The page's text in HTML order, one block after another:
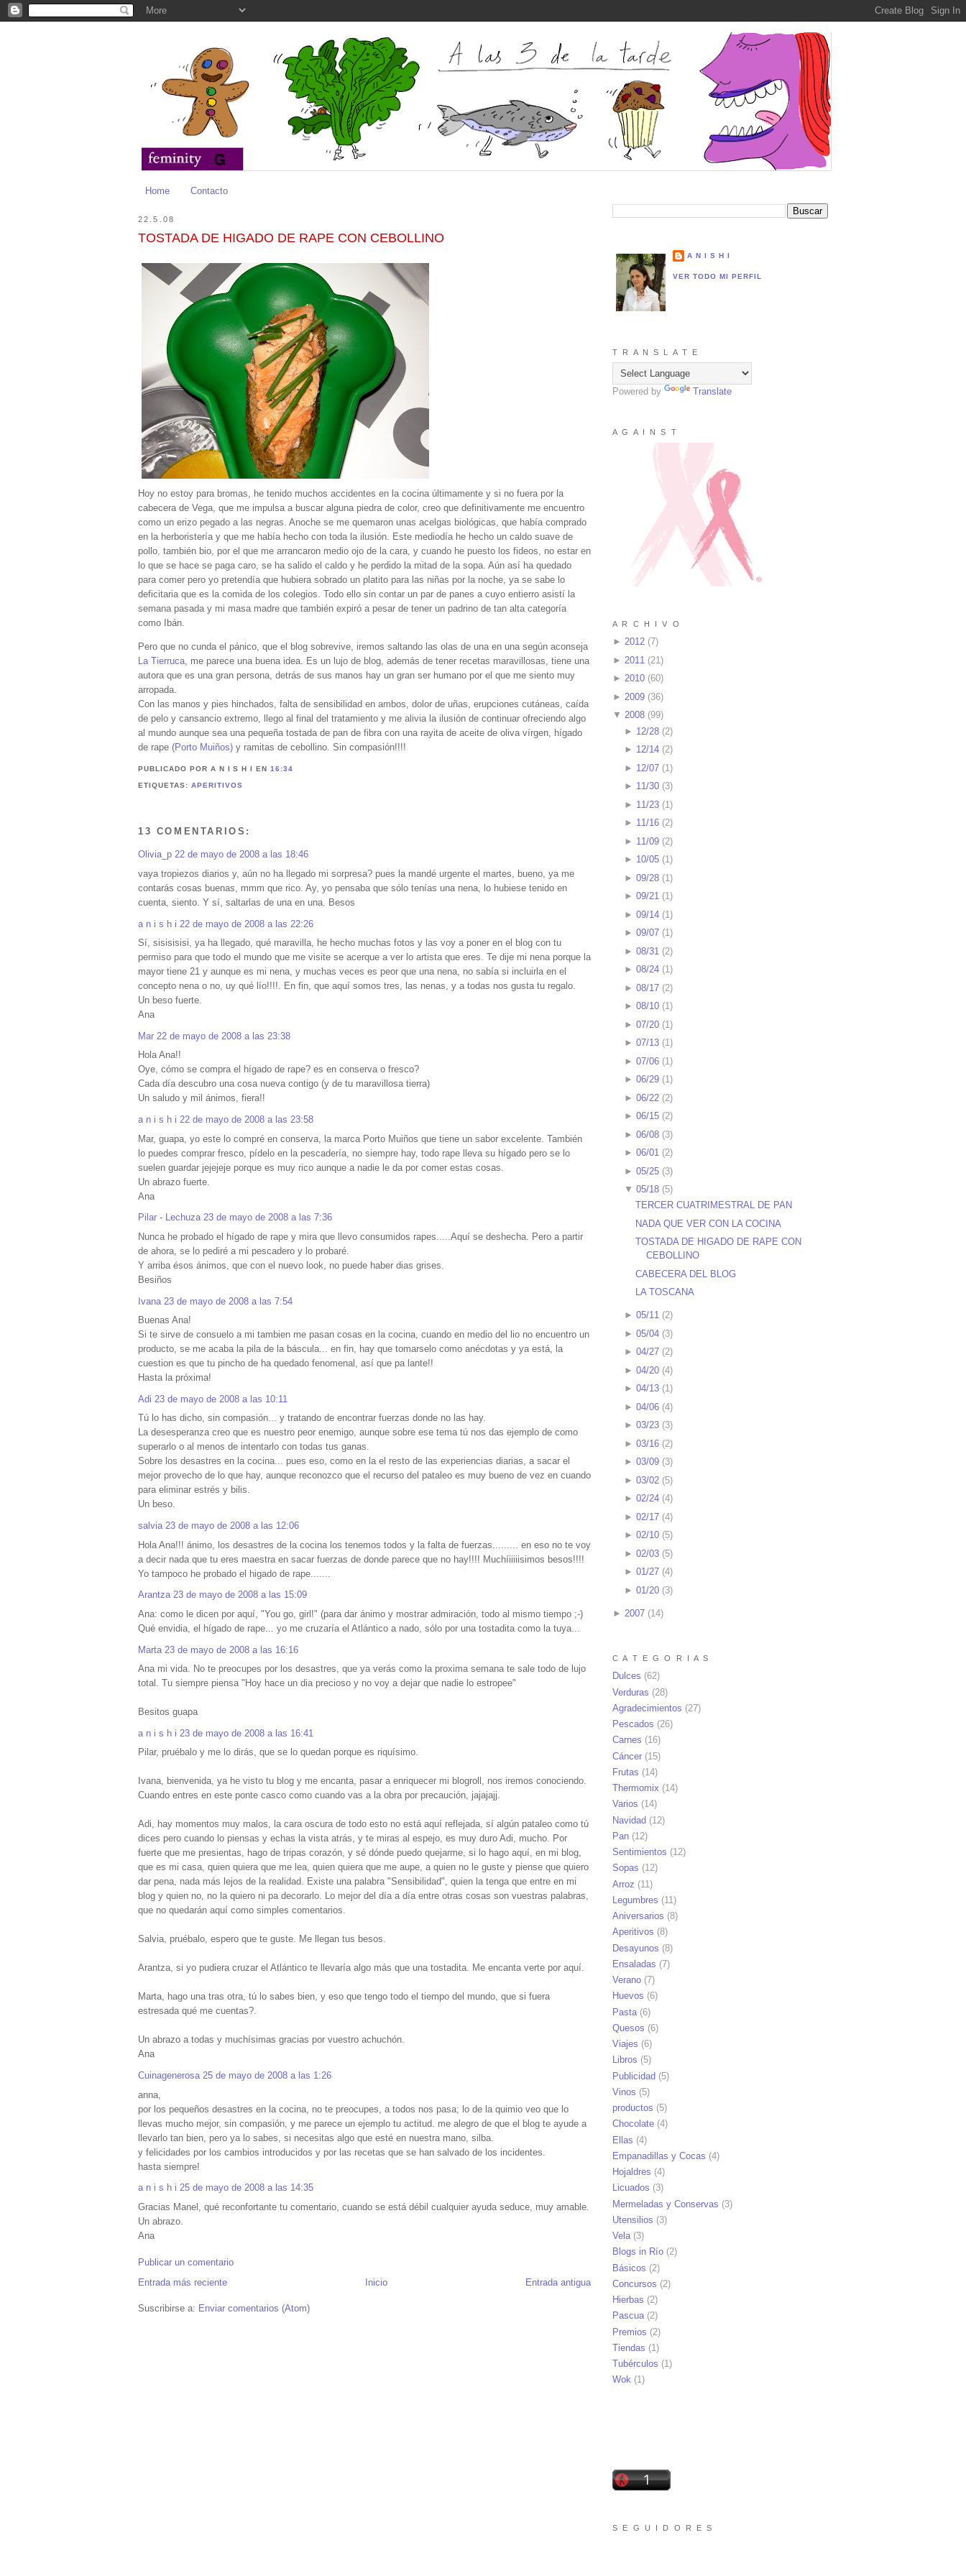
Home Contacto
22.5.08
TOSTADA DE HIGADO DE RAPE CON CEBOLLINO
Hoy no estoy para bromas, he tenido muchos accidentes en la cocina últimamente y si no fuera por la
cabecera de Vega, que me impulsa a buscar alguna piedra de color, creo que definitivamente me encuentro
como un erizo pegado a las negras. Anoche se me quemaron unas acelgas biológicas, que había comprado
en la herboristería y que me había hecho con toda la ilusión. Este mediodía he hecho un caldo suave de
pollo, también bio, por el que me arrancaron medio ojo de la cara, y cuando he puesto los fideos, no estar en
lo que se hace se paga caro, se ha salido el caldo y he perdido la mitad de la sopa. Aún así ha quedado
para comer pero yo pretendía que hubiera sobrado un platito para las niñas por la noche, ya se sabe lo
deficitaria que es la comida de los colegios. Todo ello sin contar un par de panes a cuyo entierro asistí la
semana pasada y mi masa madre que también expiró a pesar de tener un padrino de tan alta categoría
como Ibán.
Pero que no cunda el pánico, que el blog sobrevive, iremos saltando las olas de una en una según aconseja
La Tierruca , me parece una buena idea. Es un lujo de blog, además de tener recetas maravillosas, tiene una
autora que es una gran persona, detrás de sus manos hay un gran ser humano por el que me siento muy
arropada.
Con las manos y pies hinchados, falta de sensibilidad en ambos, dolor de uñas, erupciones cutáneas, caída
de pelo y cansancio extremo, llego al final del tratamiento y me alivia la ilusión de continuar ofreciendo algo
al mundo aunque sea una pequeña tostada de pan de fibra con una rayita de aceite de oliva vírgen, hígado
de rape (Porto Muiños) y ramitas de cebollino. Sin compasión!!!!
PUBLICADO POR A N I S H IEN16:34
ETIQUETAS: APERITIVOS
13 COMENTARIOS:
Olivia_p 22 de mayo de 2008 a las 18:46
vaya tropiezos diarios y, aún no ha llegado mi sorpresa? pues la mandé urgente el martes, bueno, ya me
contarás cosas buenas, mmm que rico. Ay, yo pensaba que sólo tenías una nena, lo hubiese tenido en
cuenta, siento. Y sí, saltarlas de una en una. Besos
a n i s h i 22 de mayo de 2008 a las 22:26
Sí, sisisisisi, ya ha llegado, qué maravilla, he hecho muchas fotos y las voy a poner en el blog con tu
permiso para que todo el mundo que me visite se acerque a ver lo artista que eres. Te dije mi nena porque la
mayor tiene 21 y aunque es mi nena, y muchas veces es peor que una nena, no sabía si incluirla en el
concepto nena o no, uy qué lío!!!!. En fin, que aquí somos tres, las nenas, y a todas nos gusta tu regalo.
Un beso fuerte.
Ana
Mar 22 de mayo de 2008 a las 23:38
Hola Ana!!
Oye, cómo se compra el hígado de rape? es en conserva o fresco?
Cada día descubro una cosa nueva contigo (y de tu maravillosa tierra)
Un saludo y mil ánimos, fiera!!
a n i s h i 22 de mayo de 2008 a las 23:58
Mar, guapa, yo este lo compré en conserva, la marca Porto Muiños que tiene un sabor excelente. También
lo puedes comprar fresco, pídelo en la pescadería, no siempre hay, todo rape lleva su hígado pero se lo
suelen guardar jejejeje porque es muy rico aunque a nadie le da por comer estas cosas.
Un abrazo fuerte.
Ana
Pilar - Lechuza 23 de mayo de 2008 a las 7:36
Nunca he probado el hígado de rape y mira que llevo consumidos rapes.....Aquí se deshecha. Pero a partir
de ahora, se lo pediré a mi pescadero y lo probaré.
Y arriba ésos ánimos, que con el nuevo look, no puede haber dias grises.
Besiños
Ivana 23 de mayo de 2008 a las 7:54
Buenas Ana!
Si te sirve de consuelo a mi tambien me pasan cosas en la cocina, cuando en medio del lio no encuentro un
producto, se me acaba la pila de la báscula... en fin, hay que tomarselo como anécdotas y ya está, la
cuestion es que tu pincho de ha quedado fenomenal, así que pa lante!!
Hasta la próxima!
Adi 23 de mayo de 2008 a las 10:11
Tú lo has dicho, sin compasión... y tratando de encontrar fuerzas donde no las hay.
La desesperanza creo que es nuestro peor enemigo, aunque sobre ese tema tú nos das ejemplo de como
superarlo o al menos de intentarlo con todas tus ganas.
Sobre los desastres en la cocina... pues eso, como en la el resto de las experiencias diarias, a sacar el
mejor provecho de lo que hay, aunque reconozco que el recurso del pataleo es muy bueno de vez en cuando
para eliminar estrés y bilis.
Un beso.
salvia 23 de mayo de 2008 a las 12:06
Hola Ana!!! ánimo, los desastres de la cocina los tenemos todos y la falta de fuerzas......... en eso no te voy
a decir nada que tu eres maestra en sacar fuerzas de donde parece que no hay!!!! Muchíiiiiisimos besos!!!!
Yo tampoco he probado el higado de rape.......
Arantza 23 de mayo de 2008 a las 15:09
Ana: como le dicen por aquí, "You go, girl!" (para dar ánimo y mostrar admiración, todo al mismo tiempo ;-)
Qué envidia, el hígado de rape... yo me cruzaría el Atlántico a nado, sólo por una tostadita como la tuya...
Marta 23 de mayo de 2008 a las 16:16
Ana mi vida. No te preocupes por los desastres, que ya verás como la proxima semana te sale todo de lujo
total. Tu siempre piensa "Hoy hace un dia precioso y no voy a dejar que nadie lo estropee"
Besitos guapa
a n i s h i 23 de mayo de 2008 a las 16:41
Pilar, pruébalo y me lo dirás, que se lo quedan porque es riquísimo.
Ivana, bienvenida, ya he visto tu blog y me encanta, pasar a enriquecer mi blogroll, nos iremos conociendo.
Cuando entres en este ponte casco como cuando vas a la obra por precaución, jajajajj.
Adi, hay momentos muy malos, la cara oscura de todo esto no está aquí reflejada, sí algún pataleo como tú
dices pero cuando lo piensas y echas la vista atrás, y te miras al espejo, es muy duro Adi, mucho. Por
fuerte que me presientas, hago de tripas corazón, y sé dónde puedo quejarme, si lo hago aquí, en mi blog,
que es mi casa, quien quiera que me lea, quien quiera que me aupe, a quien no le guste y piense que quiero
dar pena, nada más lejos de la realidad. Existe una palabra "Sensibilidad", quien la tenga que entre en mi
blog y quien no, no la quiero ni pa decorarlo. Lo mejor del día a día entre otras cosas son vuestras palabras,
que no quedarán aquí como simples comentarios.
Salvia, pruébalo, espero que te guste. Me llegan tus besos.
Arantza, si yo pudiera cruzar el Atlántico te llevaría algo más que una tostadita. Me encanta verte por aquí.
Marta, hago una tras otra, tú lo sabes bien, y eso que tengo todo el tiempo del mundo, que si fuera
estresada qué me cuentas?.
Un abrazo a todas y muchísimas gracias por vuestro achuchón.
Ana
Cuinagenerosa 25 de mayo de 2008 a las 1:26
anna,
por los pequeños desastres en la cocina, no te preocupes, a todos nos pasa; lo de la quimio veo que lo
llevas mucho mejor, sin compasión, y me parece un ejemplo tu actitud. me alegro de que el blog te ayude a
llevarlo tan bien, pero ya lo sabes, si necesitas algo que esté en nuestra mano, silba.
y felicidades por los cambios introducidos y por las recetas que se han salvado de los incidentes.
hasta siempre!
a n i s h i 25 de mayo de 2008 a las 14:35
Gracias Manel, qué reconfortante tu comentario, cuando se está débil cualquier ayuda seduce, muy amable.
Un abrazo.
Ana
Publicar un comentario
Entrada más reciente
Entrada antigua
Inicio
Suscribirse a: Enviar comentarios (Atom)
A N I S H I
VER TODO MI PERFIL
T R A N S L A T E
Powered by Translate
A G A I N S T
A R C H I V O
► 2012 (7)
► 2011 (21 )
► 2010 (60)
► 2009 (36)
▼ 2008 (99)
► 12/28(2)
► 12/14(2)
► 12/07(1)
► 11/30(3)
► 11/23(1)
► 11/16(2)
► 11/09(2)
► 10/05(1)
► 09/28(1)
► 09/21(1)
► 09/14(1)
► 09/07(1)
► 08/31 (2)
► 08/24(1)
► 08/17(2)
► 08/10(1)
► 07/20(1)
► 07/13(1)
► 07/06(1)
► 06/29(1)
► 06/22(2)
► 06/15(2)
► 06/08(3)
► 06/01(2)
► 05/25(3)
▼ 05/18(5)
TERCER CUATRIMESTRAL DE PAN
NADA QUE VER CON LA COCINA
TOSTADA DE HIGADO DE RAPE CON
CEBOLLINO
CABECERA DEL BLOG
LA TOSCANA
► 05/11(2)
► 05/04(3)
► 04/27(2)
► 04/20(4)
► 04/13(1)
► 04/06(4)
► 03/23(3)
► 03/16(2)
► 03/09(3)
► 03/02(5)
► 02/24(4)
► 02/17(4)
► 02/10(5)
► 02/03(5)
► 01/27(4)
► 01/20(3)
► 2007 (14)
C A T E G O R I A S
Dulces (62)
Verduras (28)
Agradecimientos (27)
Pescados (26)
Carnes (16)
Cáncer (15)
Frutas (14)
Thermomix (14)
Varios (14)
Navidad (12)
Pan (12)
Sentimientos (12)
Sopas (12)
Arroz (11)
Legumbres (11)
Aniversarios (8)
Aperitivos (8)
Desayunos (8)
Ensaladas (7)
Verano (7)
Huevos (6)
Pasta (6)
Quesos (6)
Viajes (6)
Libros (5)
Publicidad (5)
Vinos (5)
productos (5)
Chocolate (4)
Ellas (4)
Empanadillas y Cocas (4)
Hojaldres (4)
Licuados (3)
Mermeladas y Conservas (3)
Utensilios (3)
Vela(3)
Blogs in Río (2)
Básicos (2)
Concursos (2)
Hierbas (2)
Pascua(2)
Premios (2)
Tiendas (1)
Tubérculos (1)
Wok (1)
S E G U I D O R E S